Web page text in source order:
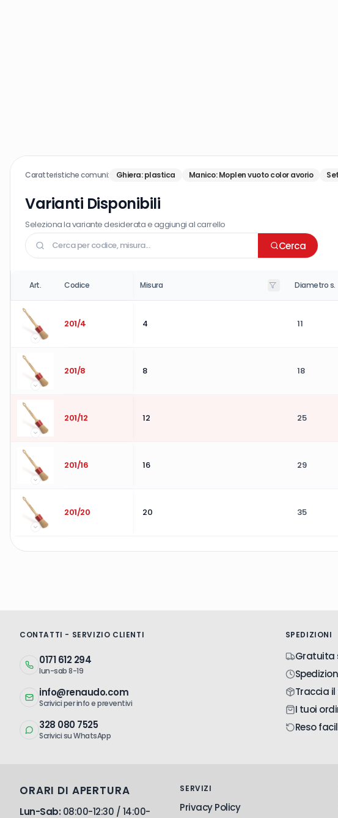
Caratteristiche comuni: Ghiera:plastica Manico:Moplen vuoto color avorio
Varianti Disponibili
Seleziona la variante desiderata e aggiungi al carrello
Cerca
Art. Codice Misura Diametro s.
201/4 4 11
201/8 8 18
201/12 12 25
201/16 16 29
201/20 20 35
CONTATTI - SERVIZIO CLIENTI
0171 612 294
lun-sab 8-19
info@renaudo.com
Scrivici per info e preventivi
328 080 7525
Scrivici su WhatsApp
SPEDIZIONI
Gratuita
Traccia
I tuoi
Reso
ORARI DI APERTURA
Lun-Sab: 08:00-12:30 / 14:00-
SERVIZI
Privacy Policy